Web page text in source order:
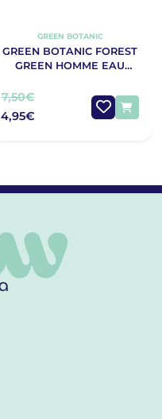
GREEN BOTANIC
GREEN BOTANIC FOREST
GREEN HOMME EAU
7,50€
4,95€